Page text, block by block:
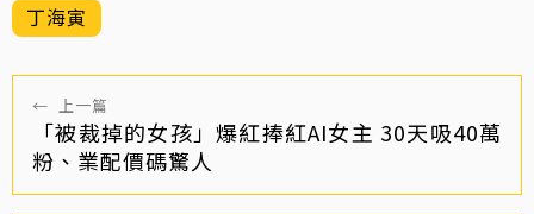
丁海寅
← 上一篇
「被裁掉的女孩」爆紅捧紅AI女主 30天吸40萬
粉、業配價碼驚人